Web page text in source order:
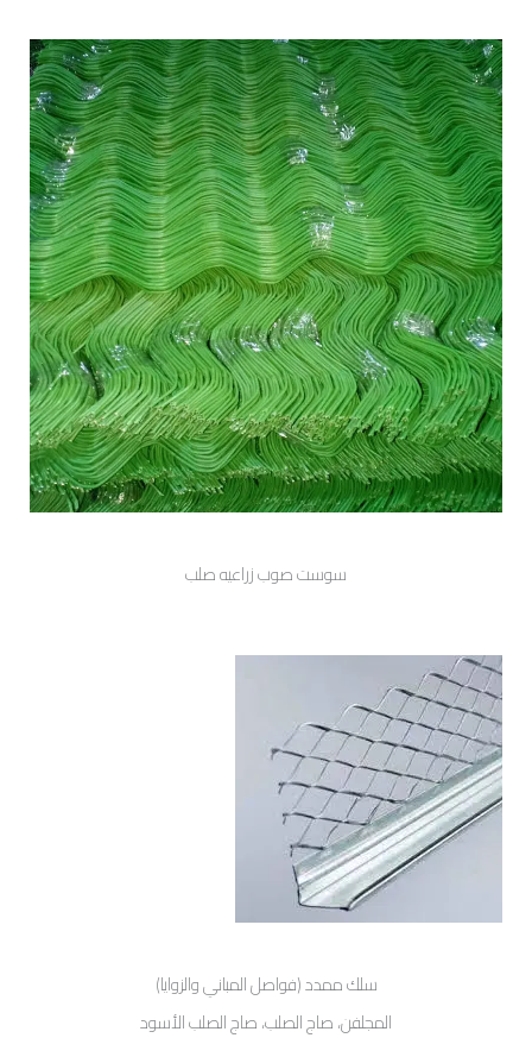
سوست صوب زراعيه صلب
سلك ممدد (فواصل المباني والزوايا)
المجلفن، صاج الصلب، صاج الصلب الأسود